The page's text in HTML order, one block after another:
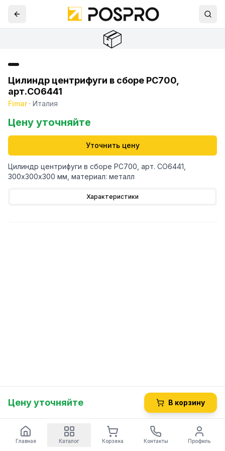
📦
Цилиндр центрифуги в сборе РС700,
арт.CO6441
Fimar· Италия
Цену уточняйте
Уточнить цену
Цилиндр центрифуги в сборе РС700, арт. CO6441,
300х300х300 мм, материал: металл
Характеристики
Цену уточняйте В корзину
Главная Каталог Корзина Контакты Профиль